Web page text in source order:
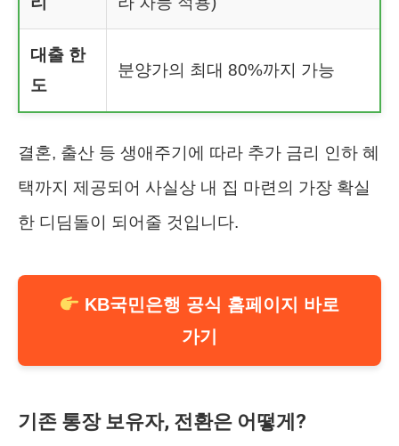
대출 한
도
분양가의 최대 80%까지 가능
결혼, 출산 등 생애주기에 따라 추가 금리 인하 혜
택까지 제공되어 사실상 내 집 마련의 가장 확실
한 디딤돌이 되어줄 것입니다.
KB국민은행 공식 홈페이지 바로
가기
기존 통장 보유자, 전환은 어떻게?